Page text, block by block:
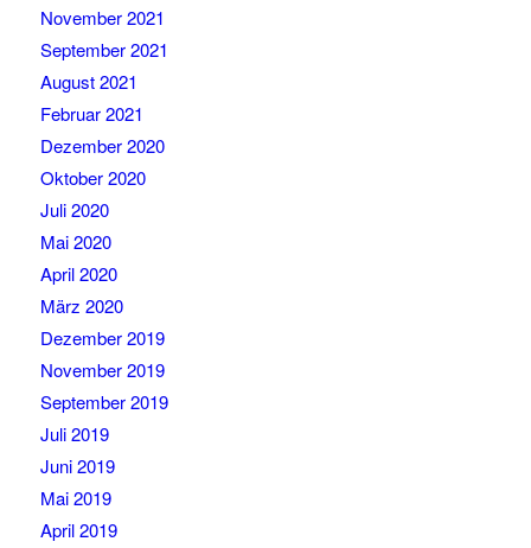
November 2021
September 2021
August 2021
Februar 2021
Dezember 2020
Oktober 2020
Juli 2020
Mai 2020
April 2020
März 2020
Dezember 2019
November 2019
September 2019
Juli 2019
Juni 2019
Mai 2019
April 2019